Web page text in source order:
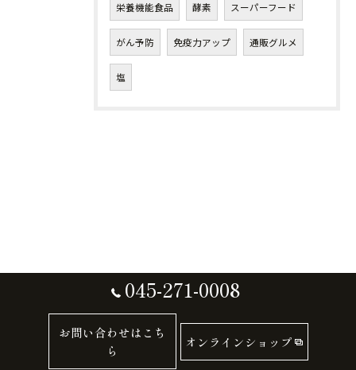
栄養機能食品 酵素 スーパーフード
がん予防 免疫力アップ 通販グルメ
塩
045-271-0008
お問い合わせはこち
ら
オンラインショップ